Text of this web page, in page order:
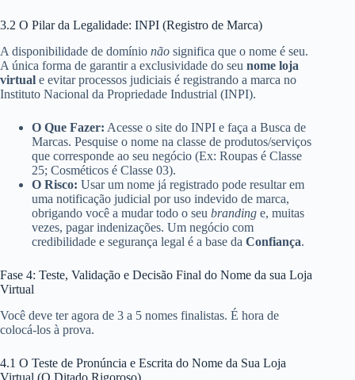
3.2 O Pilar da Legalidade: INPI (Registro de Marca)
A disponibilidade de domínio não significa que o nome é seu.
A única forma de garantir a exclusividade do seu nome loja
virtual e evitar processos judiciais é registrando a marca no
Instituto Nacional da Propriedade Industrial (INPI).
O Que Fazer: Acesse o site do INPI e faça a Busca de
Marcas. Pesquise o nome na classe de produtos/serviços
que corresponde ao seu negócio (Ex: Roupas é Classe
25; Cosméticos é Classe 03).
O Risco: Usar um nome já registrado pode resultar em
uma notificação judicial por uso indevido de marca,
obrigando você a mudar todo o seu branding e, muitas
vezes, pagar indenizações. Um negócio com
credibilidade e segurança legal é a base da Confiança.
Fase 4: Teste, Validação e Decisão Final do Nome da sua Loja
Virtual
Você deve ter agora de 3 a 5 nomes finalistas. É hora de
colocá-los à prova.
4.1 O Teste de Pronúncia e Escrita do Nome da Sua Loja
Virtual (O Ditado Rigoroso)